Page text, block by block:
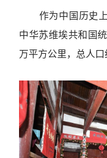
作为中国历史上
中华苏维埃共和国
万平方公里，总人口